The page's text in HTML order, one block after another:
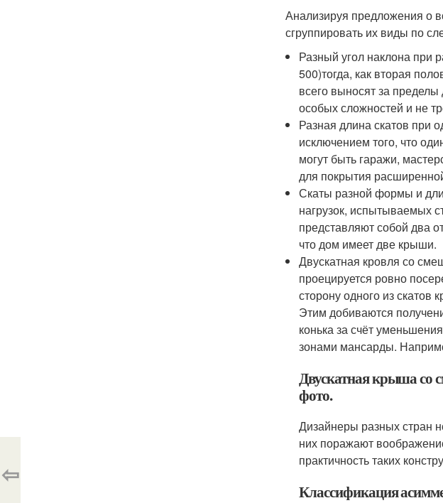
Анализируя предложения о
сгруппировать их виды по
Разный угол наклона при
500)тогда, как вторая
всего выносят за
особых сложностей и не
Разная длина скатов при
исключением того, что
могут быть гаражи,
для покрытия
Скаты разной формы и
нагрузок, испытываемых
представляют собой два
что дом имеет две крыши.
Двускатная кровля со
проецируется ровно
сторону одного из скатов
Этим добиваются
конька за счёт
зонами мансарды.
Двускатная крыша со
фото.
Дизайнеры разных стран
них поражают
практичность таких
Классификация
⇦